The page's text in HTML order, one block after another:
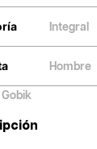
Integral
Hombre
Gobik